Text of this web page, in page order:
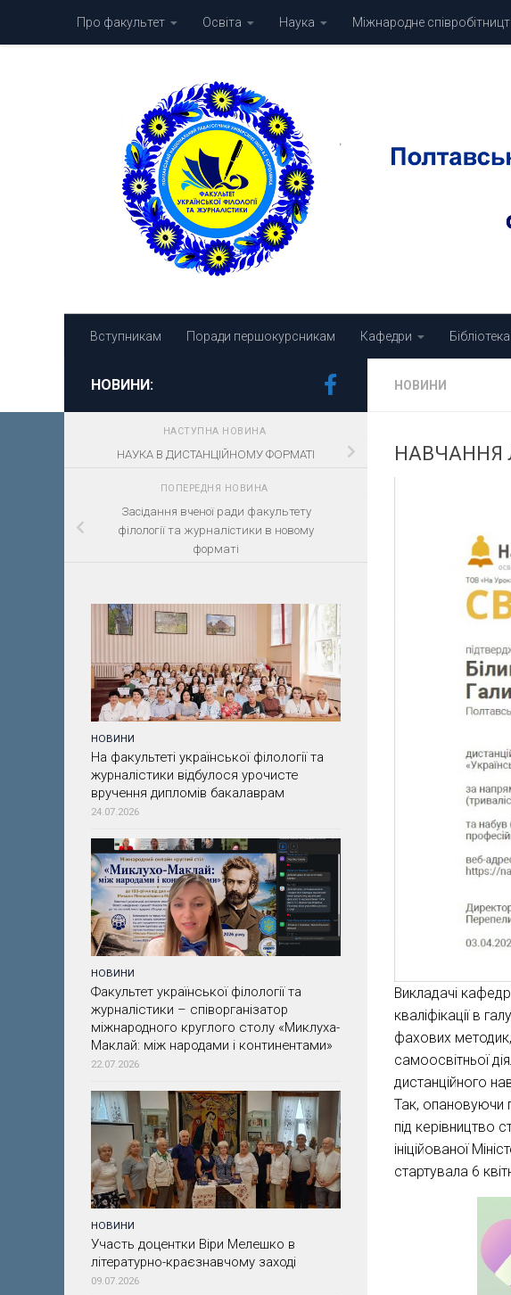
Skip to contentПро факультет Освіта Наука Міжнародне
Вступникам Поради першокурсникам Кафедри Бібліотека
НОВИНИ
НАВЧАННЯ
Викладачі
кваліфікації в
фахових
самоосвітньої
дистанційного
Так, опановуючи
під керівництво
ініційованої
стартувала 6
НОВИНИ:
НАСТУПНА НОВИНА
НАУКА В ДИСТАНЦІЙНОМУ ФОРМАТІ
ПОПЕРЕДНЯ НОВИНА
Засідання вченої ради факультету
філології та журналістики в новому
форматі
НОВИНИ
На факультеті української філології та
журналістики відбулося урочисте
вручення дипломів бакалаврам
24.07.2026
НОВИНИ
Факультет української філології та
журналістики – співорганізатор
міжнародного круглого столу «Миклуха-
Маклай: між народами і континентами»
22.07.2026
НОВИНИ
Участь доцентки Віри Мелешко в
літературно-краєзнавчому заході
09.07.2026